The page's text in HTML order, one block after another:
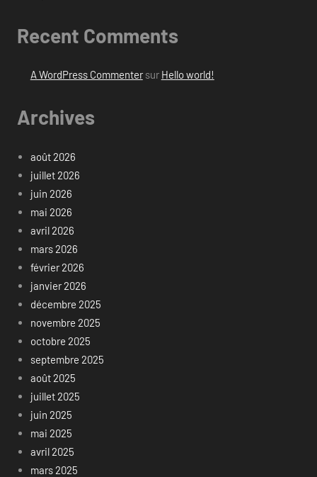
Recent Comments
A WordPress Commentersur Hello world!
Archives
août 2026
juillet 2026
juin 2026
mai 2026
avril 2026
mars 2026
février 2026
janvier 2026
décembre 2025
novembre 2025
octobre 2025
septembre 2025
août 2025
juillet 2025
juin 2025
mai 2025
avril 2025
mars 2025